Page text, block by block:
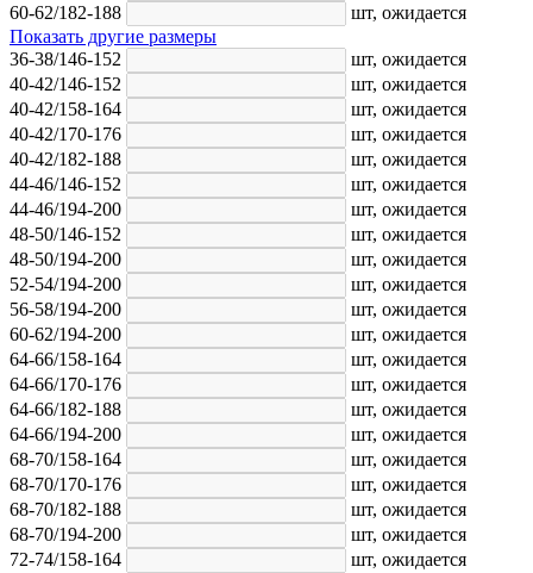
60-62/182-188
шт, ожидается
Показать другие размеры
36-38/146-152
шт, ожидается
40-42/146-152
шт, ожидается
40-42/158-164
шт, ожидается
40-42/170-176
шт, ожидается
40-42/182-188
шт, ожидается
44-46/146-152
шт, ожидается
44-46/194-200
шт, ожидается
48-50/146-152
шт, ожидается
48-50/194-200
шт, ожидается
52-54/194-200
шт, ожидается
56-58/194-200
шт, ожидается
60-62/194-200
шт, ожидается
64-66/158-164
шт, ожидается
64-66/170-176
шт, ожидается
64-66/182-188
шт, ожидается
64-66/194-200
шт, ожидается
68-70/158-164
шт, ожидается
68-70/170-176
шт, ожидается
68-70/182-188
шт, ожидается
68-70/194-200
шт, ожидается
72-74/158-164
шт, ожидается